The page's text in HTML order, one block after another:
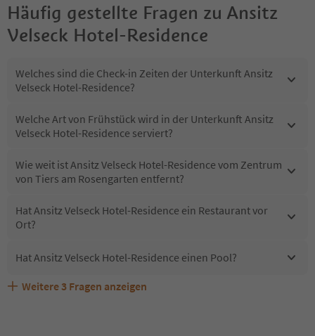
Häufig gestellte Fragen zu Ansitz
Velseck Hotel-Residence
Welches sind die Check-in Zeiten der Unterkunft Ansitz
Velseck Hotel-Residence?
Welche Art von Frühstück wird in der Unterkunft Ansitz
Velseck Hotel-Residence serviert?
Wie weit ist Ansitz Velseck Hotel-Residence vom Zentrum
von Tiers am Rosengarten entfernt?
Hat Ansitz Velseck Hotel-Residence ein Restaurant vor
Ort?
Hat Ansitz Velseck Hotel-Residence einen Pool?
Sind Haustiere in der Unterkunft Ansitz Velseck Hotel-
Welche Services bietet Ansitz Velseck Hotel-Residence?
Erhalten die Gäste von Ansitz Velseck Hotel-Residence
Weitere 3 Fragen anzeigen